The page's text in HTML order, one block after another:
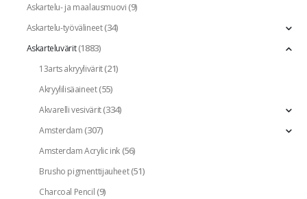
Askartelu- ja maalausmuovi(9)
Askartelu-työvälineet(34)
Askarteluvärit(1883)
13arts akryylivärit(21)
Akryylilisäaineet(55)
Akvarelli vesivärit(334)
Amsterdam(307)
Amsterdam Acrylic ink(56)
Brusho pigmenttijauheet(51)
Charcoal Pencil(9)